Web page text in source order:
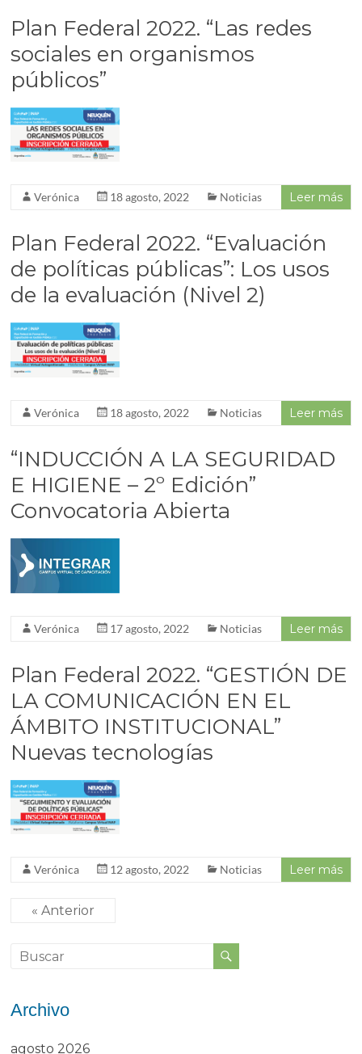
Plan Federal 2022. “Las redes
sociales en organismos
públicos”
Verónica 18 agosto, 2022 Noticias Leer más
Plan Federal 2022. “Evaluación
de políticas públicas”: Los usos
de la evaluación (Nivel 2)
Verónica 18 agosto, 2022 Noticias Leer más
“INDUCCIÓN A LA SEGURIDAD
E HIGIENE – 2º Edición”
Convocatoria Abierta
Verónica 17 agosto, 2022 Noticias Leer más
Plan Federal 2022. “GESTIÓN DE
LA COMUNICACIÓN EN EL
ÁMBITO INSTITUCIONAL”
Nuevas tecnologías
Verónica 12 agosto, 2022 Noticias Leer más
« Anterior
Archivo
agosto 2026